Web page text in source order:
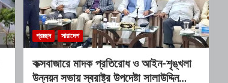
প্রচ্ছদ সারাদেশ
কক্সবাজারে মাদক প্রতিরোধ ও আইন-শৃঙ্খলা
উন্নয়ন সভায় স্বরাষ্ট্র উপদেষ্টা সালাউদ্দিন